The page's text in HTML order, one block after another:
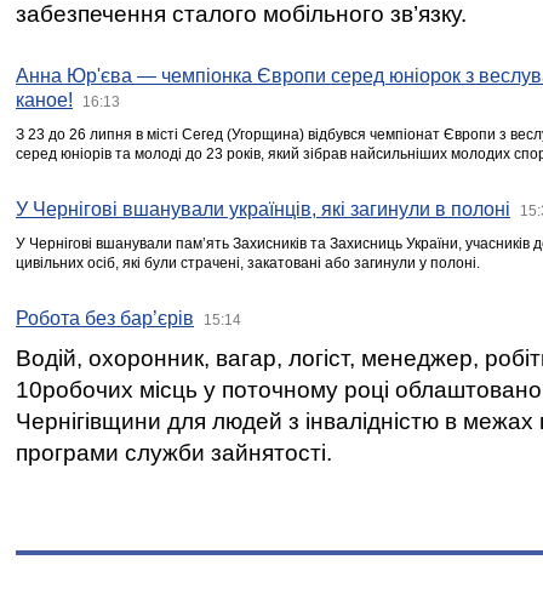
забезпечення сталого мобільного зв’язку.
Анна Юр'єва — чемпіонка Європи серед юніорок з
каное!
16:13
З 23 до 26 липня в місті Сегед (Угорщина) відбувся чемпіонат Європи з
серед юніорів та молоді до 23 років, який зібрав найсильніших молодих
У Чернігові вшанували українців, які загинули в полоні
У Чернігові вшанували пам’ять Захисників та Захисниць України,
цивільних осіб, які були страчені, закатовані або загинули у полоні.
Робота без бар’єрів 15:14
Водій, охоронник, вагар, логіст, менеджер,
10робочих місць у поточному році
Чернігівщини для людей з інвалідністю в межах
програми служби зайнятості.